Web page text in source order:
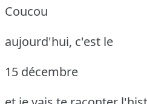
Coucou
aujourd'hui, c'est le
15 décembre